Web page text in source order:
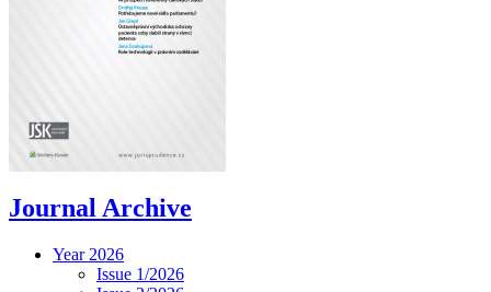
Journal Archive
Year 2026
Issue 1/2026